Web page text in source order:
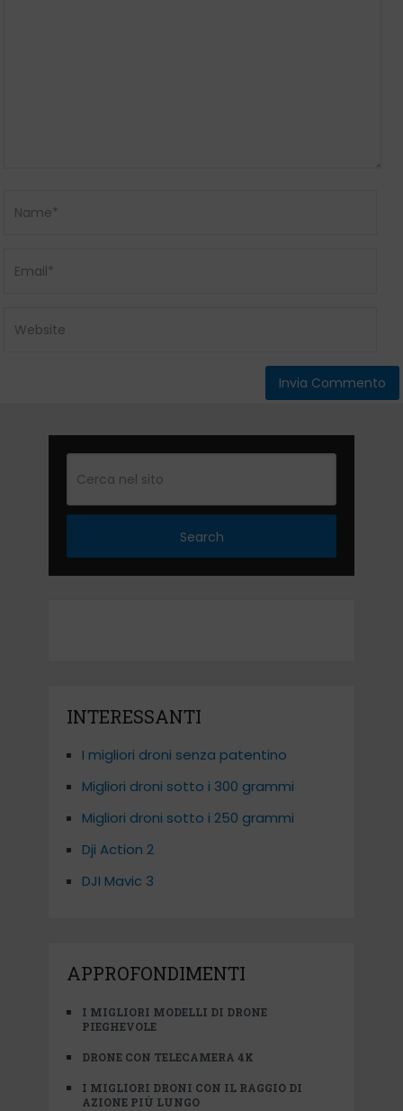
Search
INTERESSANTI
I migliori droni senza patentino
Migliori droni sotto i 300 grammi
Migliori droni sotto i 250 grammi
Dji Action 2
DJI Mavic 3
APPROFONDIMENTI
I MIGLIORI MODELLI DI DRONE
PIEGHEVOLE
DRONE CON TELECAMERA 4K
I MIGLIORI DRONI CON IL RAGGIO DI
AZIONE PIÙ LUNGO